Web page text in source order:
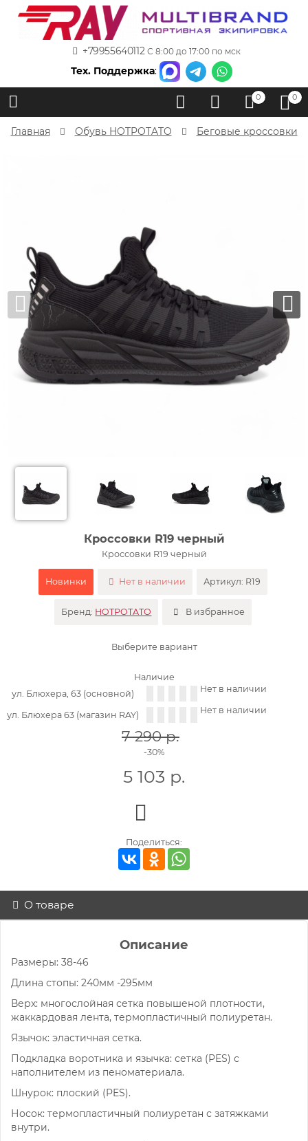
+79955640112 С 8:00 до 17:00 по мск
Тех. Поддержка:
0 0
Главная Обувь HOTPOTATO Беговые кроссовки
Кроссовки R19 черный
Кроссовки R19 черный
Новинки Нет в наличии Артикул: R19
Бренд: HOTPOTATO В избранное
Выберите вариант
Наличие
ул. Блюхера, 63 (основной)
Нет в наличии
ул. Блюхера 63 (магазин RAY) Нет в наличии
7 290 р.
-30%
5 103 р.
Поделиться:
О товаре
Описание
Размеры: 38-46
Длина стопы: 240мм -295мм
Верх: многослойная сетка повышеной плотности,
жаккардовая лента, термопластичный полиуретан.
Язычок: эластичная сетка.
Подкладка воротника и язычка: сетка (PES) с
наполнителем из пеноматериала.
Шнурок: плоский (PES).
Носок: термопластичный полиуретан с затяжками
внутри.